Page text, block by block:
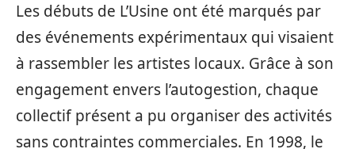
Les débuts de L’Usine ont été marqués par
des événements expérimentaux qui visaient
à rassembler les artistes locaux. Grâce à son
engagement envers l’autogestion, chaque
collectif présent a pu organiser des activités
sans contraintes commerciales. En 1998, le